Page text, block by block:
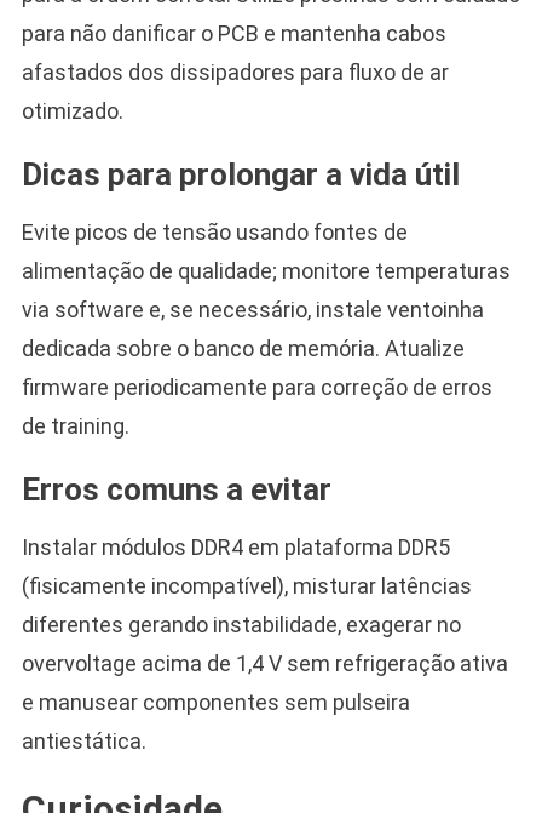
para não danificar o PCB e mantenha cabos
afastados dos dissipadores para fluxo de ar
otimizado.
Dicas para prolongar a vida útil
Evite picos de tensão usando fontes de
alimentação de qualidade; monitore temperaturas
via software e, se necessário, instale ventoinha
dedicada sobre o banco de memória. Atualize
firmware periodicamente para correção de erros
de training.
Erros comuns a evitar
Instalar módulos DDR4 em plataforma DDR5
(fisicamente incompatível), misturar latências
diferentes gerando instabilidade, exagerar no
overvoltage acima de 1,4 V sem refrigeração ativa
e manusear componentes sem pulseira
antiestática.